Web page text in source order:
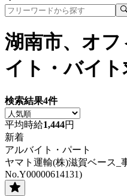
湖南市、オフ
イト・バイ
検索結果4件
平均時給1,444円
新着
アルバイト・パート
ヤマト運輸(株)滋賀ベース_
No.Y00000614131)